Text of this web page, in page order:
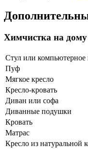
Химчистка на дому
Стул или компьютерное
Пуф
Мягкое кресло
Кресло-кровать
Диван или софа
Диванные подушки
Кровать
Матрас
Кресло из натуральной